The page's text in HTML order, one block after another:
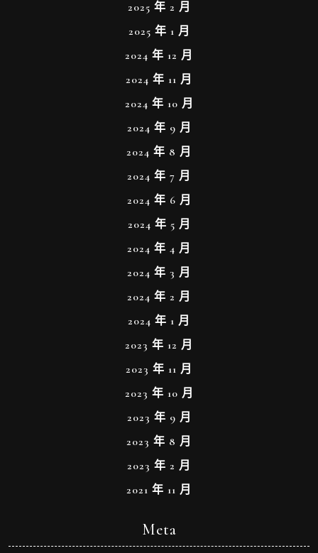
2025 年 2 月
2025 年 1 月
2024 年 12 月
2024 年 11 月
2024 年 10 月
2024 年 9 月
2024 年 8 月
2024 年 7 月
2024 年 6 月
2024 年 5 月
2024 年 4 月
2024 年 3 月
2024 年 2 月
2024 年 1 月
2023 年 12 月
2023 年 11 月
2023 年 10 月
2023 年 9 月
2023 年 8 月
2023 年 2 月
2021 年 11 月
Meta